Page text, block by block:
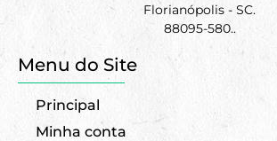
Florianópolis - SC.
88095-580..
Menu do Site
Principal
Minha conta